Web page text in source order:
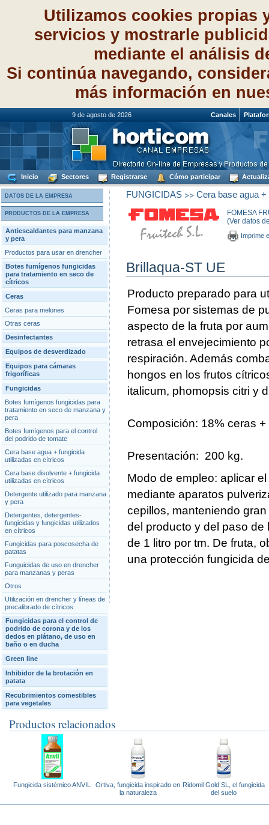
Utilizamos cookies propias
servicios y mostrarle
mediante el análisis
Si continúa navegando,
más información en
9 de agosto de 2026 Canales
Inicio Sectores Registrarse Cómo participar
DATOS DE LA EMPRESA
PRODUCTOS DE LA EMPRESA
Antiescaldantes para manzana
y pera
Productos para usar en drencher
Botes fumígenos fungicidas
para tratamiento en seco de
cítricos
Ceras
Ceras para melones
Otras ceras
Desinfectantes
Equipos de desverdizado
Equipos para cámaras
frigoríficas
Fungicidas
Botes fumígenos fungicidas para
tratamiento en seco de manzana y
pera
Botes fumígenos para el control
del podrido de tomate
Cera base agua + fungicida
utilizadas en cítricos
Cera base disolvente + fungicida
utilizadas en cítricos
Detergente utilizado para manzana
y pera
Detergentes, detergentes-
fungicidas y fungicidas utilizados
en cítricos
Fungicidas para poscosecha de
patatas
Funguicidas de uso en drencher
para manzanas y peras
Otros
Utilización en drencher y líneas de
precalibrado de cítricos
Fungicidas para el control de
podrido de corona y de los
dedos en plátano, de uso en
baño o en ducha
Green line
Inhibidor de la brotación en
patata
Recubrimientos comestibles
para vegetales
FUNGICIDAS>> Cera base agua
FOMESA
(Ver datos
Imprime
Brillaqua-ST UE
Producto preparado para
Fomesa por sistemas de
aspecto de la fruta por
retrasa el envejecimiento
respiración. Además
hongos en los frutos
italicum, phomopsis citri y
Composición: 18% ceras
Presentación: 200 kg.
Modo de empleo: aplicar
mediante aparatos
cepillos, manteniendo
del producto y del paso de
de 1 litro por tm. De fruta,
una protección fungicida
Productos relacionados
Fungicida sistémico ANVIL
Ortiva, fungicida inspirado en
la naturaleza
Ridomil Gold SL, el fungicida
del suelo